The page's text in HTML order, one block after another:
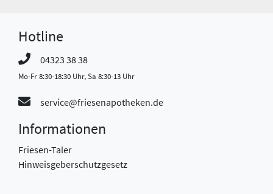
Hotline
04323 38 38
Mo-Fr 8:30-18:30 Uhr, Sa 8:30-13 Uhr
service@friesenapotheken.de
Informationen
Friesen-Taler
Hinweisgeberschutzgesetz